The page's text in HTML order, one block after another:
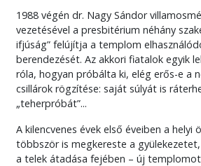
1988 végén dr. Nagy Sándor
vezetésével a presbitérium néhány
ifjúság” felújítja a templom
berendezését. Az akkori fiatalok egyik
róla, hogyan próbálta ki, elég erős-e a
csillárok rögzítése: saját súlyát is
„teherpróbát”...
A kilencvenes évek első éveiben a helyi
többször is megkereste a
a telek átadása fejében – új